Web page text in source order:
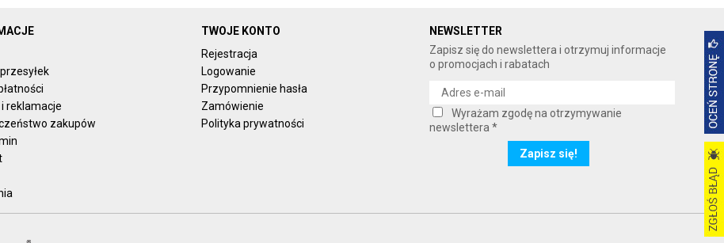
reklamacje
zakupów
TWOJE KONTO
Rejestracja
Logowanie
Przypomnienie hasła
Zamówienie
Polityka prywatności
NEWSLETTER
Zapisz się do newslettera i otrzymuj informacje
o promocjach i rabatach
Wyrażam zgodę na otrzymywanie
newslettera *